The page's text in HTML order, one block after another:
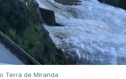
Terra de Miranda